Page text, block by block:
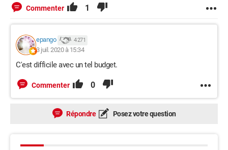
Commenter 1
epango 4 271
3 juil. 2020 à 15:34
C'est difficile avec un tel budget.
Commenter 0
Répondre Posez votre question